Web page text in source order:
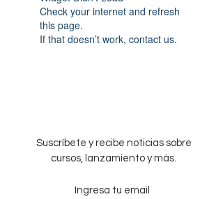
Check your internet and refresh
this page.
If that doesn’t work, contact us.
Suscríbete y recibe noticias sobre
cursos, lanzamiento y más.